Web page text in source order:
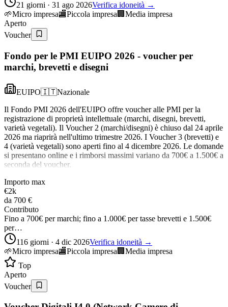
21 giorni · 31 ago 2026Verifica idoneità →
🌱Micro impresa🏬Piccola impresa 🏢 Media impresa
Aperto
Voucher
Fondo per le PMI EUIPO 2026 - voucher per
marchi, brevetti e disegni
EUIPO🇮🇹Nazionale
Il Fondo PMI 2026 dell'EUIPO offre voucher alle PMI per la
registrazione di proprietà intellettuale (marchi, disegni, brevetti,
varietà vegetali). Il Voucher 2 (marchi/disegni) è chiuso dal 24 aprile
2026 ma riaprirà nell'ultimo trimestre 2026. I Voucher 3 (brevetti) e
4 (varietà vegetali) sono aperti fino al 4 dicembre 2026. Le domande
si presentano online e i rimborsi massimi variano da 700€ a 1.500€ a
seconda del voucher.
Importo max
€2k
da 700 €
Contributo
Fino a 700€ per marchi; fino a 1.000€ per tasse brevetti e 1.500€
per…
116 giorni · 4 dic 2026Verifica idoneità →
🌱Micro impresa🏬Piccola impresa 🏢 Media impresa
Top
Aperto
Voucher